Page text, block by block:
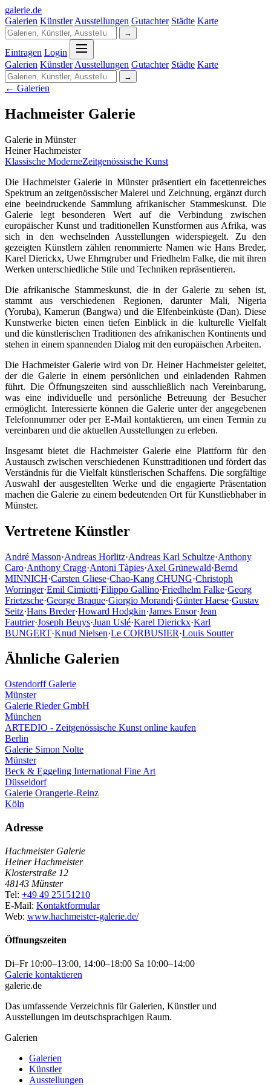
galerie.de
Galerien Künstler Ausstellungen Gutachter Städte Karte
→
Eintragen Login
Galerien Künstler Ausstellungen Gutachter Städte Karte
→
← Galerien
Hachmeister Galerie
Galerie in Münster
Heiner Hachmeister
Klassische ModerneZeitgenössische Kunst
Die Hachmeister Galerie in Münster präsentiert ein facettenreiches
Spektrum an zeitgenössischer Malerei und Zeichnung, ergänzt durch
eine beeindruckende Sammlung afrikanischer Stammeskunst. Die
Galerie legt besonderen Wert auf die Verbindung zwischen
europäischer Kunst und traditionellen Kunstformen aus Afrika, was
sich in den wechselnden Ausstellungen widerspiegelt. Zu den
gezeigten Künstlern zählen renommierte Namen wie Hans Breder,
Karel Dierickx, Uwe Ehrngruber und Friedhelm Falke, die mit ihren
Werken unterschiedliche Stile und Techniken repräsentieren.
Die afrikanische Stammeskunst, die in der Galerie zu sehen ist,
stammt aus verschiedenen Regionen, darunter Mali, Nigeria
(Yoruba), Kamerun (Bangwa) und die Elfenbeinküste (Dan). Diese
Kunstwerke bieten einen tiefen Einblick in die kulturelle Vielfalt
und die künstlerischen Traditionen des afrikanischen Kontinents und
stehen in einem spannenden Dialog mit den europäischen Arbeiten.
Die Hachmeister Galerie wird von Dr. Heiner Hachmeister geleitet,
der die Galerie in einem persönlichen und einladenden Rahmen
führt. Die Öffnungszeiten sind ausschließlich nach Vereinbarung,
was eine individuelle und persönliche Betreuung der Besucher
ermöglicht. Interessierte können die Galerie unter der angegebenen
Telefonnummer oder per E-Mail kontaktieren, um einen Termin zu
vereinbaren und die aktuellen Ausstellungen zu erleben.
Insgesamt bietet die Hachmeister Galerie eine Plattform für den
Austausch zwischen verschiedenen Kunsttraditionen und fördert das
Verständnis für die Vielfalt künstlerischen Schaffens. Die sorgfältige
Auswahl der ausgestellten Werke und die engagierte Präsentation
machen die Galerie zu einem bedeutenden Ort für Kunstliebhaber in
Münster.
Vertretene Künstler
André Masson·Andreas Horlitz·Andreas Karl Schultze·Anthony
Caro·Anthony Cragg·Antoni Tàpies·Axel Grünewald·Bernd
MINNICH·Carsten Gliese·Chao-Kang CHUNG·Christoph
Worringer·Emil Cimiotti·Filippo Gallino·Friedhelm Falke·Georg
Frietzsche·George Braque·Giorgio Morandi·Günter Haese·Gustav
Seitz·Hans Breder·Howard Hodgkin·James Ensor·Jean
Fautrier·Joseph Beuys·Juan Uslé·Karel Dierickx·Karl
BUNGERT·Knud Nielsen·Le CORBUSIER·Louis Soutter
Ähnliche Galerien
Ostendorff Galerie
Münster
Galerie Rieder GmbH
München
ARTEDIO - Zeitgenössische Kunst online kaufen
Berlin
Galerie Simon Nolte
Münster
Beck & Eggeling International Fine Art
Düsseldorf
Galerie Orangerie-Reinz
Köln
Adresse
Hachmeister Galerie
Heiner Hachmeister
Klosterstraße 12
48143 Münster
Tel: +49 49 25151210
E-Mail: Kontaktformular
Web: www.hachmeister-galerie.de/
Öffnungszeiten
Di–Fr 10:00–13:00, 14:00–18:00 Sa 10:00–14:00
Galerie kontaktieren
galerie.de
Das umfassende Verzeichnis für Galerien, Künstler und
Ausstellungen im deutschsprachigen Raum.
Galerien
Galerien
Künstler
Ausstellungen